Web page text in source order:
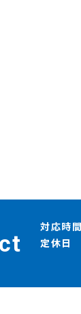
対応時間
定休日